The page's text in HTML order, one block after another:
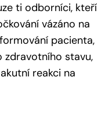
ti odborníci, kteří
vázáno na
pacienta,
zdravotního stavu,
reakci na